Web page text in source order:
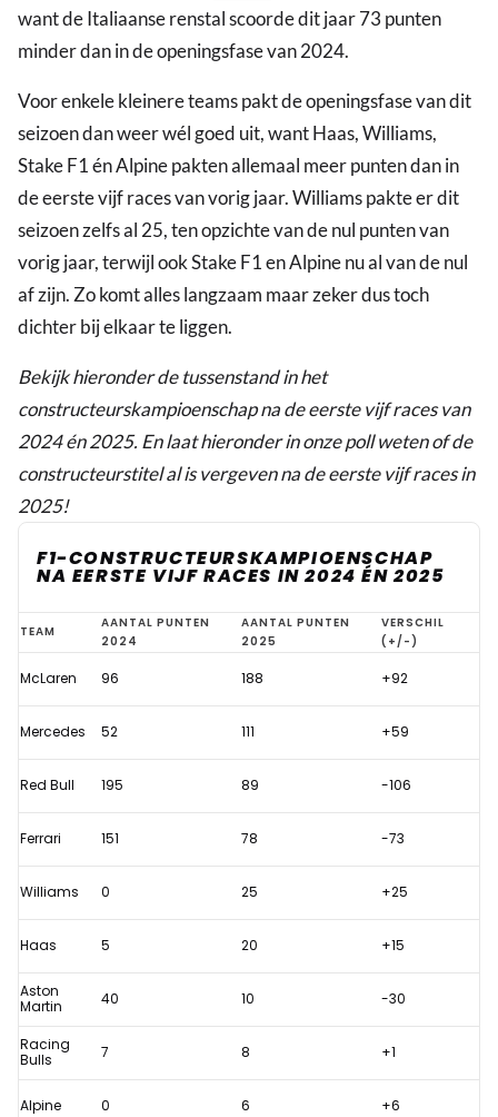
want de Italiaanse renstal scoorde dit jaar 73 punten
minder dan in de openingsfase van 2024.
Voor enkele kleinere teams pakt de openingsfase van dit
seizoen dan weer wél goed uit, want Haas, Williams,
Stake F1 én Alpine pakten allemaal meer punten dan in
de eerste vijf races van vorig jaar. Williams pakte er dit
seizoen zelfs al 25, ten opzichte van de nul punten van
vorig jaar, terwijl ook Stake F1 en Alpine nu al van de nul
af zijn. Zo komt alles langzaam maar zeker dus toch
dichter bij elkaar te liggen.
Bekijk hieronder de tussenstand in het
constructeurskampioenschap na de eerste vijf races van
2024 én 2025. En laat hieronder in onze poll weten of de
constructeurstitel al is vergeven na de eerste vijf races in
2025!
F1-CONSTRUCTEURSKAMPIOENSCHAP
NA EERSTE VIJF RACES IN 2024 ÉN 2025
Red
Bull
stelt
zwaar
McLaren
en
Mercedes
na
openingsfase
TEAM
AANTAL PUNTEN
2024
AANTAL PUNTEN
2025
VERSCHIL
(+/-)
McLaren 96 188 +92
Mercedes 52 111 +59
Red Bull 195 89 -106
Ferrari 151 78 -73
Williams 0 25 +25
Haas 5 20 +15
Aston
Martin
40 10 -30
Racing
Bulls
7 8 +1
Alpine 0 6 +6